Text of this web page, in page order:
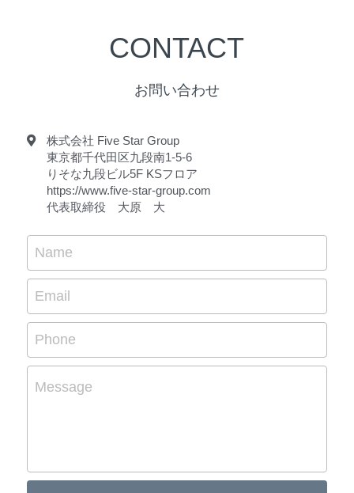
CONTACT
お問い合わせ
株式会社 Five Star Group
東京都千代田区九段南1-5-6
りそな九段ビル5F KSフロア
https://www.five-star-group.com
代表取締役 大原 大
Name
Email
Phone
Message